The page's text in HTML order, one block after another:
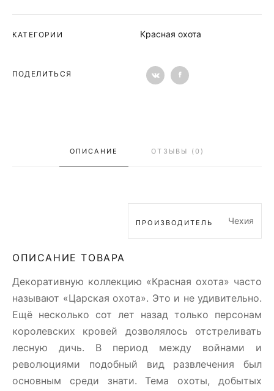
КАТЕГОРИИ Красная охота
ПОДЕЛИТЬСЯ
ОПИСАНИЕ ОТЗЫВЫ (0)
ПРОИЗВОДИТЕЛЬ Чехия
ОПИСАНИЕ ТОВАРА
Декоративную коллекцию «Красная охота» часто
называют «Царская охота». Это и не удивительно.
Ещё несколько сот лет назад только персонам
королевских кровей дозволялось отстреливать
лесную дичь. В период между войнами и
революциями подобный вид развлечения был
основным среди знати. Тема охоты, добытых